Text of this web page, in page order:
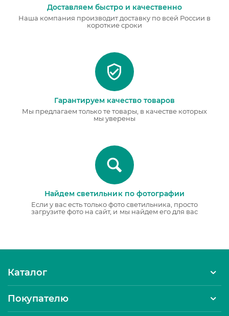
Доставляем быстро и качественно
Наша компания производит доставку по всей России в
короткие сроки
Гарантируем качество товаров
Мы предлагаем только те товары, в качестве которых
мы уверены
Найдем светильник по фотографии
Если у вас есть только фото светильника, просто
загрузите фото на сайт, и мы найдем его для вас
Каталог
Покупателю